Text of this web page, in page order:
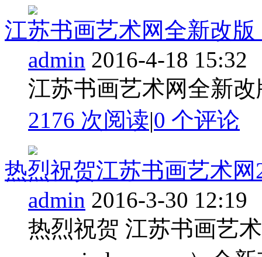
江苏书画艺术网全新改版
admin 2016-4-18 15:32
江苏书画艺术网全新改
2176 次阅读|0 个评论
热烈祝贺江苏书画艺术网
admin 2016-3-30 12:19
热烈祝贺 江苏书画艺